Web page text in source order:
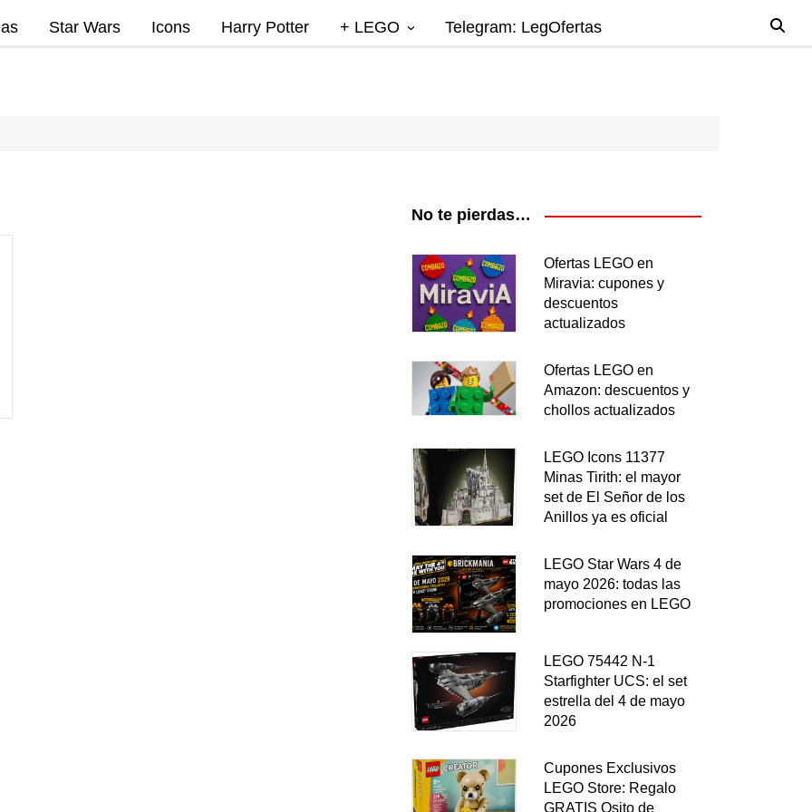
Star Wars Icons Harry Potter + LEGO
Promociones
Telegram: LegOfertas
No te pierdas…
Ofertas LEGO en
Miravia: cupones y
descuentos
actualizados
Ofertas LEGO en
Amazon: descuentos y
chollos actualizados
LEGO Icons 11377
Minas Tirith: el mayor
set de El Señor de los
Anillos ya es oficial
LEGO Star Wars 4 de
mayo 2026: todas las
promociones en LEGO
LEGO 75442 N-1
Starfighter UCS: el set
estrella del 4 de mayo
2026
Cupones Exclusivos
LEGO Store: Regalo
GRATIS Osito de